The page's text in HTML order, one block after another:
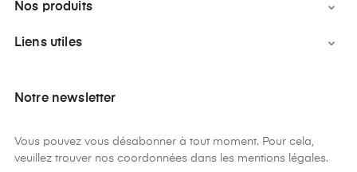
Nos produits 
Liens utiles 
Notre newsletter
Vous pouvez vous désabonner à tout moment. Pour cela,
veuillez trouver nos coordonnées dans les mentions légales.